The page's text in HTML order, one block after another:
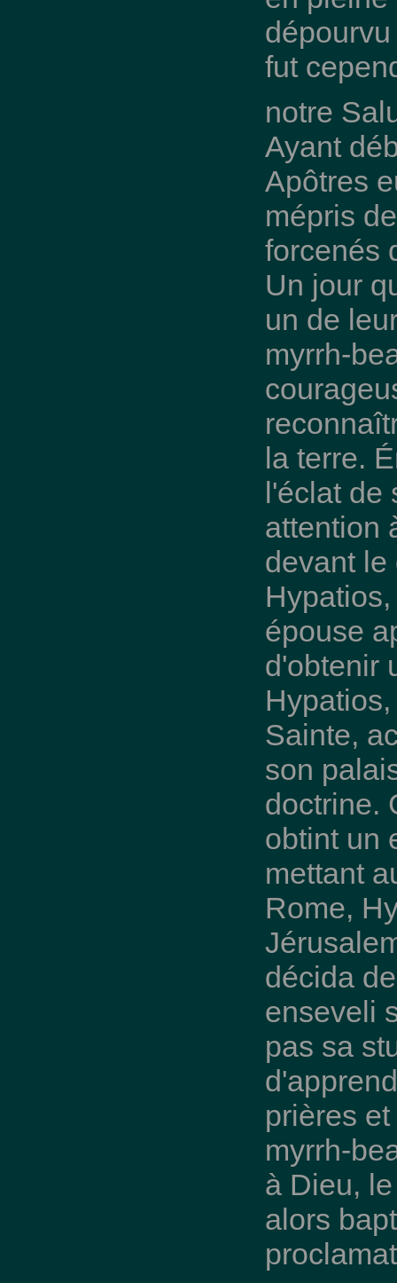
fut
notre
Ayant
Apôtres
mépris
forcenés
Un jour
un de
myrrh-
la terre.
l'éclat de
attention
devant le
épouse
d'obtenir
Sainte,
son
doctrine.
obtint un
mettant
Rome,
décida
enseveli
pas sa
prières
myrrh-
à Dieu,
alors